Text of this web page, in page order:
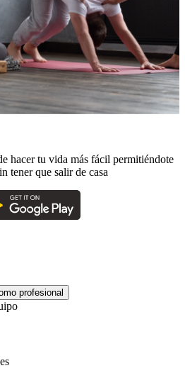
hacer tu vida más fácil permitiéndote
tener que salir de casa
profesional